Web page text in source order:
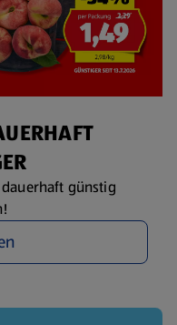
dauerhaft günstig